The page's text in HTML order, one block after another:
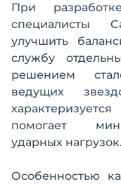
При
специалисты
улучшить
службу
решением
ведущих
помогает
ударных нагрузок.
Особенностью